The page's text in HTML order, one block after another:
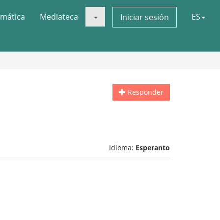
Mediateca Iniciar sesión ES
Responder
Idioma: Esperanto